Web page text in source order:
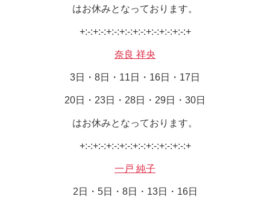
はお休みとなっております。
+:-:+:-:+:-:+:-:+:-:+:-:+:-:+:-:+
奈良 祥央
3日・8日・11日・16日・17日
20日・23日・28日・29日・30日
はお休みとなっております。
+:-:+:-:+:-:+:-:+:-:+:-:+:-:+:-:+
一戸 純子
2日・5日・8日・13日・16日